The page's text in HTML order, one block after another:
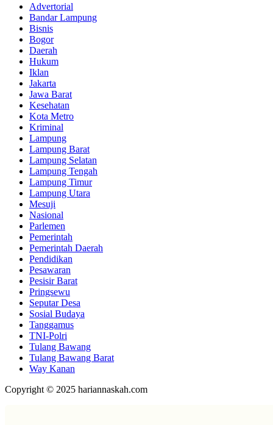
Advertorial
Bandar Lampung
Bisnis
Bogor
Daerah
Hukum
Iklan
Jakarta
Jawa Barat
Kesehatan
Kota Metro
Kriminal
Lampung
Lampung Barat
Lampung Selatan
Lampung Tengah
Lampung Timur
Lampung Utara
Mesuji
Nasional
Parlemen
Pemerintah
Pemerintah Daerah
Pendidikan
Pesawaran
Pesisir Barat
Pringsewu
Seputar Desa
Sosial Budaya
Tanggamus
TNI-Polri
Tulang Bawang
Tulang Bawang Barat
Way Kanan
Copyright © 2025 hariannaskah.com